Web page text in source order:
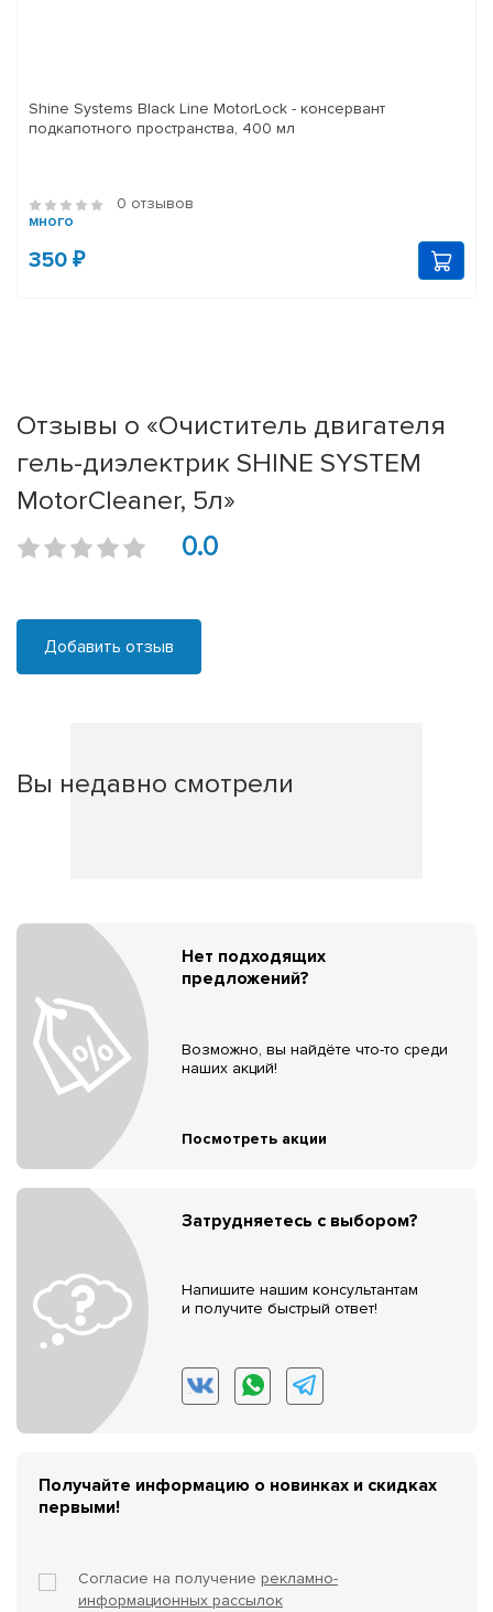
Shine Systems Black Line MotorLock - консервант
подкапотного пространства, 400 мл
0 отзывов
много
350 ₽
Отзывы о «Очиститель двигателя
гель-диэлектрик SHINE SYSTEM
MotorCleaner, 5л»
0.0
Добавить отзыв
Вы недавно смотрели
Нет подходящих
предложений?
Возможно, вы найдёте что-то среди
наших акций!
Посмотреть акции
Затрудняетесь с выбором?
Напишите нашим консультантам
и получите быстрый ответ!
Получайте информацию о новинках и скидках
первыми!
Согласие на получение рекламно-
информационных рассылок